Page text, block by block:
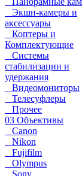
Экшн-камеры и
аксессуары
Коптеры и
Комплектующие
Системы
стабилизации и
удержания
Видеомониторы
Телесуфлеры
Прочее
03 Объективы
Canon
Nikon
Fujifilm
Olympus
Sony